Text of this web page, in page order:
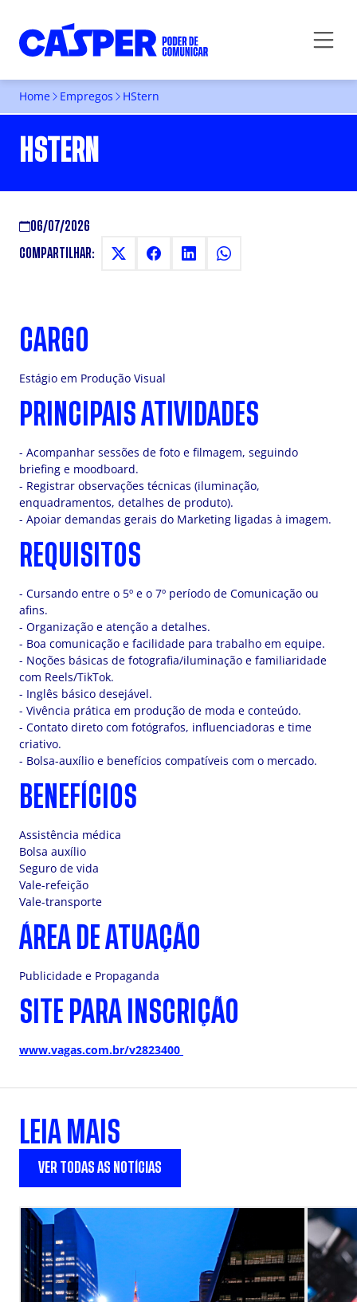
Home Empregos HStern
HSTERN
06/07/2026
COMPARTILHAR:
CARGO
Estágio em Produção Visual
PRINCIPAIS ATIVIDADES
- Acompanhar sessões de foto e filmagem, seguindo
briefing e moodboard.
- Registrar observações técnicas (iluminação,
enquadramentos, detalhes de produto).
- Apoiar demandas gerais do Marketing ligadas à imagem.
REQUISITOS
- Cursando entre o 5º e o 7º período de Comunicação ou
afins.
- Organização e atenção a detalhes.
- Boa comunicação e facilidade para trabalho em equipe.
- Noções básicas de fotografia/iluminação e familiaridade
com Reels/TikTok.
- Inglês básico desejável.
- Vivência prática em produção de moda e conteúdo.
- Contato direto com fotógrafos, influenciadoras e time
criativo.
- Bolsa-auxílio e benefícios compatíveis com o mercado.
BENEFÍCIOS
Assistência médica
Bolsa auxílio
Seguro de vida
Vale-refeição
Vale-transporte
ÁREA DE ATUAÇÃO
Publicidade e Propaganda
SITE PARA INSCRIÇÃO
www.vagas.com.br/v2823400
LEIA MAIS
VER TODAS AS NOTÍCIAS